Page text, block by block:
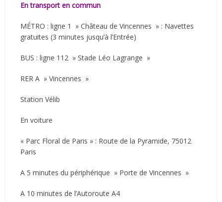
En transport en commun
MÉTRO : ligne 1 » Château de Vincennes » : Navettes
gratuites (3 minutes jusqu’à l’Entrée)
BUS : ligne 112 » Stade Léo Lagrange »
RER A » Vincennes »
Station Vélib
En voiture
« Parc Floral de Paris » : Route de la Pyramide, 75012
Paris
A 5 minutes du périphérique » Porte de Vincennes »
A 10 minutes de l’Autoroute A4